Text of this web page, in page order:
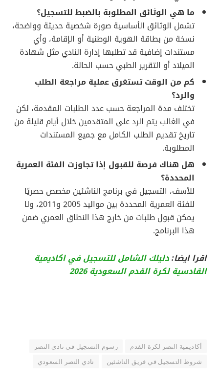
ما هي الوثائق المطلوبة بالضبط للتسجيل؟
تشمل الوثائق الأساسية صورة شخصية حديثة وواضحة،
نسخة من بطاقة الهوية الوطنية أو الإقامة، وأي
مستندات إضافية قد تطلبها إدارة النادي مثل شهادة
الميلاد أو التقرير الطبي حسب الحالة.
كم من الوقت تستغرق عملية مراجعة الطلب
والرد؟
تختلف مدة المراجعة حسب عدد الطلبات المقدمة، لكن
في الغالب يتم الرد على المتقدمين خلال أيام قليلة من
تاريخ تقديم الطلب الكامل مع جميع المستندات
المطلوبة.
هل هناك فرصة للقبول إذا تجاوزت الفئة العمرية
المحددة؟
للأسف، التسجيل في برنامج الناشئين مخصص حصريًا
للفئة العمرية المحددة بين مواليد 2005 و2011، ولا
يمكن قبول طلبات من خارج هذا النطاق العمري ضمن
هذا البرنامج.
اقرا ايضا:دليلك الشامل للتسجيل في اكاديمية
القادسية لكرة القدم السعودية 2026
أكاديمية النصر لكرة القدم
رسوم التسجيل في نادي النصر
شروط التسجيل في فريق الناشئين
نادي النصر السعودي